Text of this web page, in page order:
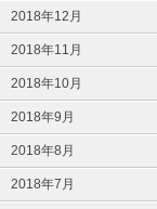
2018年12月
2018年11月
2018年10月
2018年9月
2018年8月
2018年7月